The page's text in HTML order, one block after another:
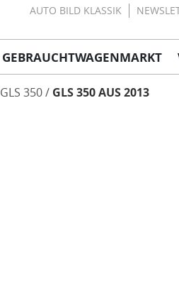
AUTO BILD KLASSIK
GEBRAUCHTWAGENMARKT
GLS 350 GLS 350 AUS 2013